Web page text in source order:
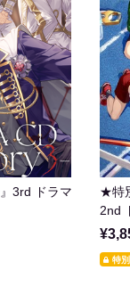
3rd ドラマ
★特
2nd
特